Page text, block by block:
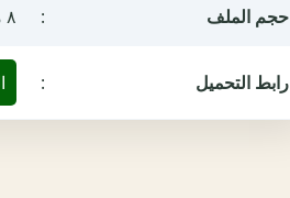
حجم الملف : ٨ ميغابيت
رابط التحميل :